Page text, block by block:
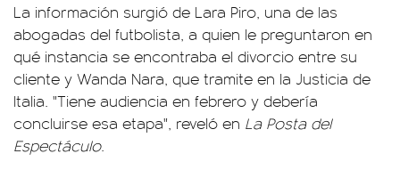
La información surgió de Lara Piro, una de las
abogadas del futbolista, a quien le preguntaron en
qué instancia se encontraba el divorcio entre su
cliente y Wanda Nara, que tramite en la Justicia de
Italia. "Tiene audiencia en febrero y debería
concluirse esa etapa", reveló en La Posta del
Espectáculo.